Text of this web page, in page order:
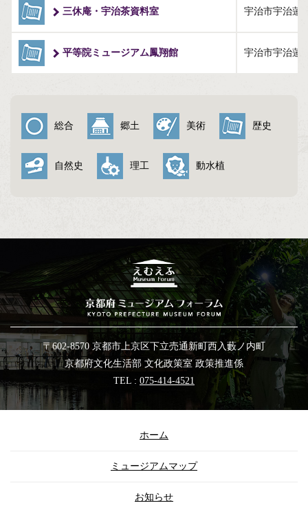
三休庵・宇治茶資料室 宇治市宇治蓮
平等院ミュージアム鳳翔館 宇治市宇治蓮
総合 郷土 美術 歴史
自然史 理工 動水植
〒602-8570 京都市上京区下立売通新町西入藪ノ内町
京都府文化生活部 文化政策室 政策推進係
TEL : 075-414-4521
ホーム
ミュージアムマップ
お知らせ